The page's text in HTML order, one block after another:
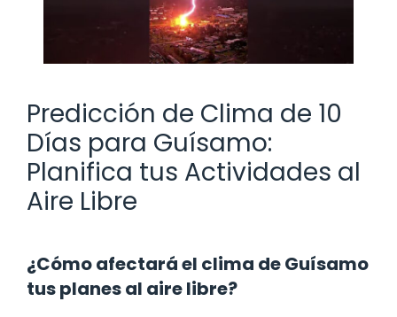
Predicción de Clima de 10
Días para Guísamo:
Planifica tus Actividades al
Aire Libre
¿Cómo afectará el clima de Guísamo
tus planes al aire libre?